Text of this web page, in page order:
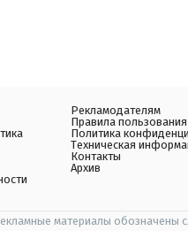
Рекламодателям
Правила пользования
Политика
Техническая
Контакты
Архив
материалы обозначены